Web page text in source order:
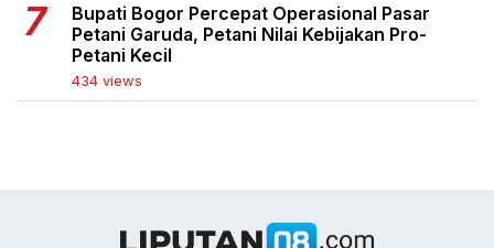
Bupati Bogor Percepat Operasional Pasar
Petani Garuda, Petani Nilai Kebijakan Pro-
Petani Kecil
434 views